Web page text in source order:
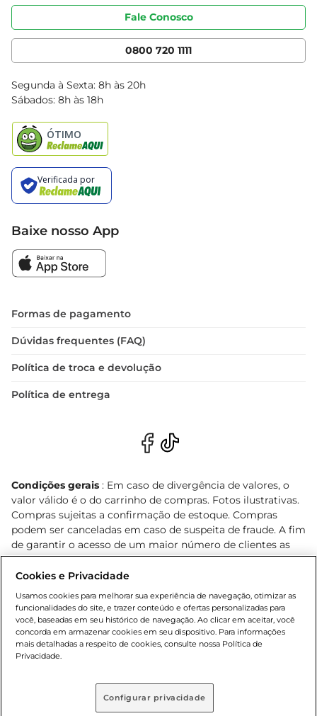
Portal do fornecedor
Cencosud Media
Código de ética
Serviços
Clube Bretas
Blog Bretas
Black Friday
Fale Conosco
0800 720 1111
Segunda à Sexta: 8h às 20h
Sábados: 8h às 18h
Baixe nosso App
Formas de pagamento
Dúvidas frequentes (FAQ)
Política de troca e devolução
Política de entrega
Condições gerais : Em caso de divergência de valores, o
valor válido é o do carrinho de compras. Fotos ilustrativas.
Compras sujeitas a confirmação de estoque. Compras
podem ser canceladas em caso de suspeita de fraude. A fim
de garantir o acesso de um maior número de clientes as
nossas promoções, a compra de produtos com preços
promocionais poderá ter sua quantidade limitada por
cliente. Os preços, ofertas e condições são exclusivos para
o e-commerce e válidos durante o dia de hoje, podendo
sofrer alterações sem prévia notificação. Proibida a venda
de bebidas alcoólicas para menores de 18 anos, conforme
Lei n.º 8069/90, art. 81, inciso II (Estatuto da Criança e do
prévio. O valor mínimo para as compras on-line é de R$
Cookies e Privacidade
Usamos cookies para melhorar sua experiência de navegação, otimizar as
funcionalidades do site, e trazer conteúdo e ofertas personalizadas para
você, baseadas em seu histórico de navegação. Ao clicar em aceitar, você
concorda em armazenar cookies em seu dispositivo. Para informações
mais detalhadas a respeito de cookies, consulte nossa Política de
Privacidade.
Configurar privacidade